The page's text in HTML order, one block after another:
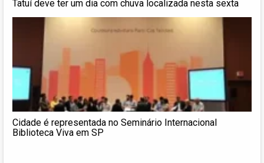
Tatuí deve ter um dia com chuva localizada nesta sexta
Cidade é representada no Seminário Internacional
Biblioteca Viva em SP